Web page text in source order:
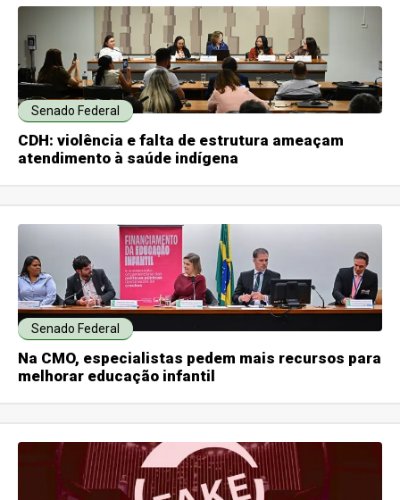
Senado Federal
CDH: violência e falta de estrutura ameaçam
atendimento à saúde indígena
Senado Federal
Na CMO, especialistas pedem mais recursos para
melhorar educação infantil